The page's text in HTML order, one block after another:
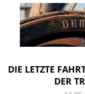
DIE LETZTE
DER